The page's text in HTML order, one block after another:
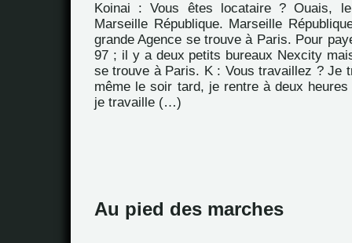
Koinai : Vous êtes locataire ? Ouais, le
Marseille République. Marseille
grande Agence se trouve à Paris. Pour
97 ; il y a deux petits bureaux Nexcity
se trouve à Paris. K : Vous travaillez ? Je
même le soir tard, je rentre à deux
je travaille (…)
Au pied des marches